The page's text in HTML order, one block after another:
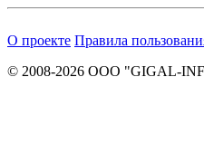
О проекте Правила
© 2008-2026 ООО "GIGAL-